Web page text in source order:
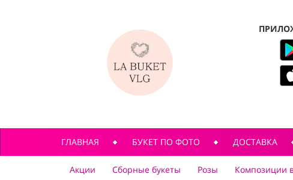
ГЛАВНАЯ БУКЕТ ПО ФОТО ДОСТАВКА
Акции Сборные букеты Розы Композиции